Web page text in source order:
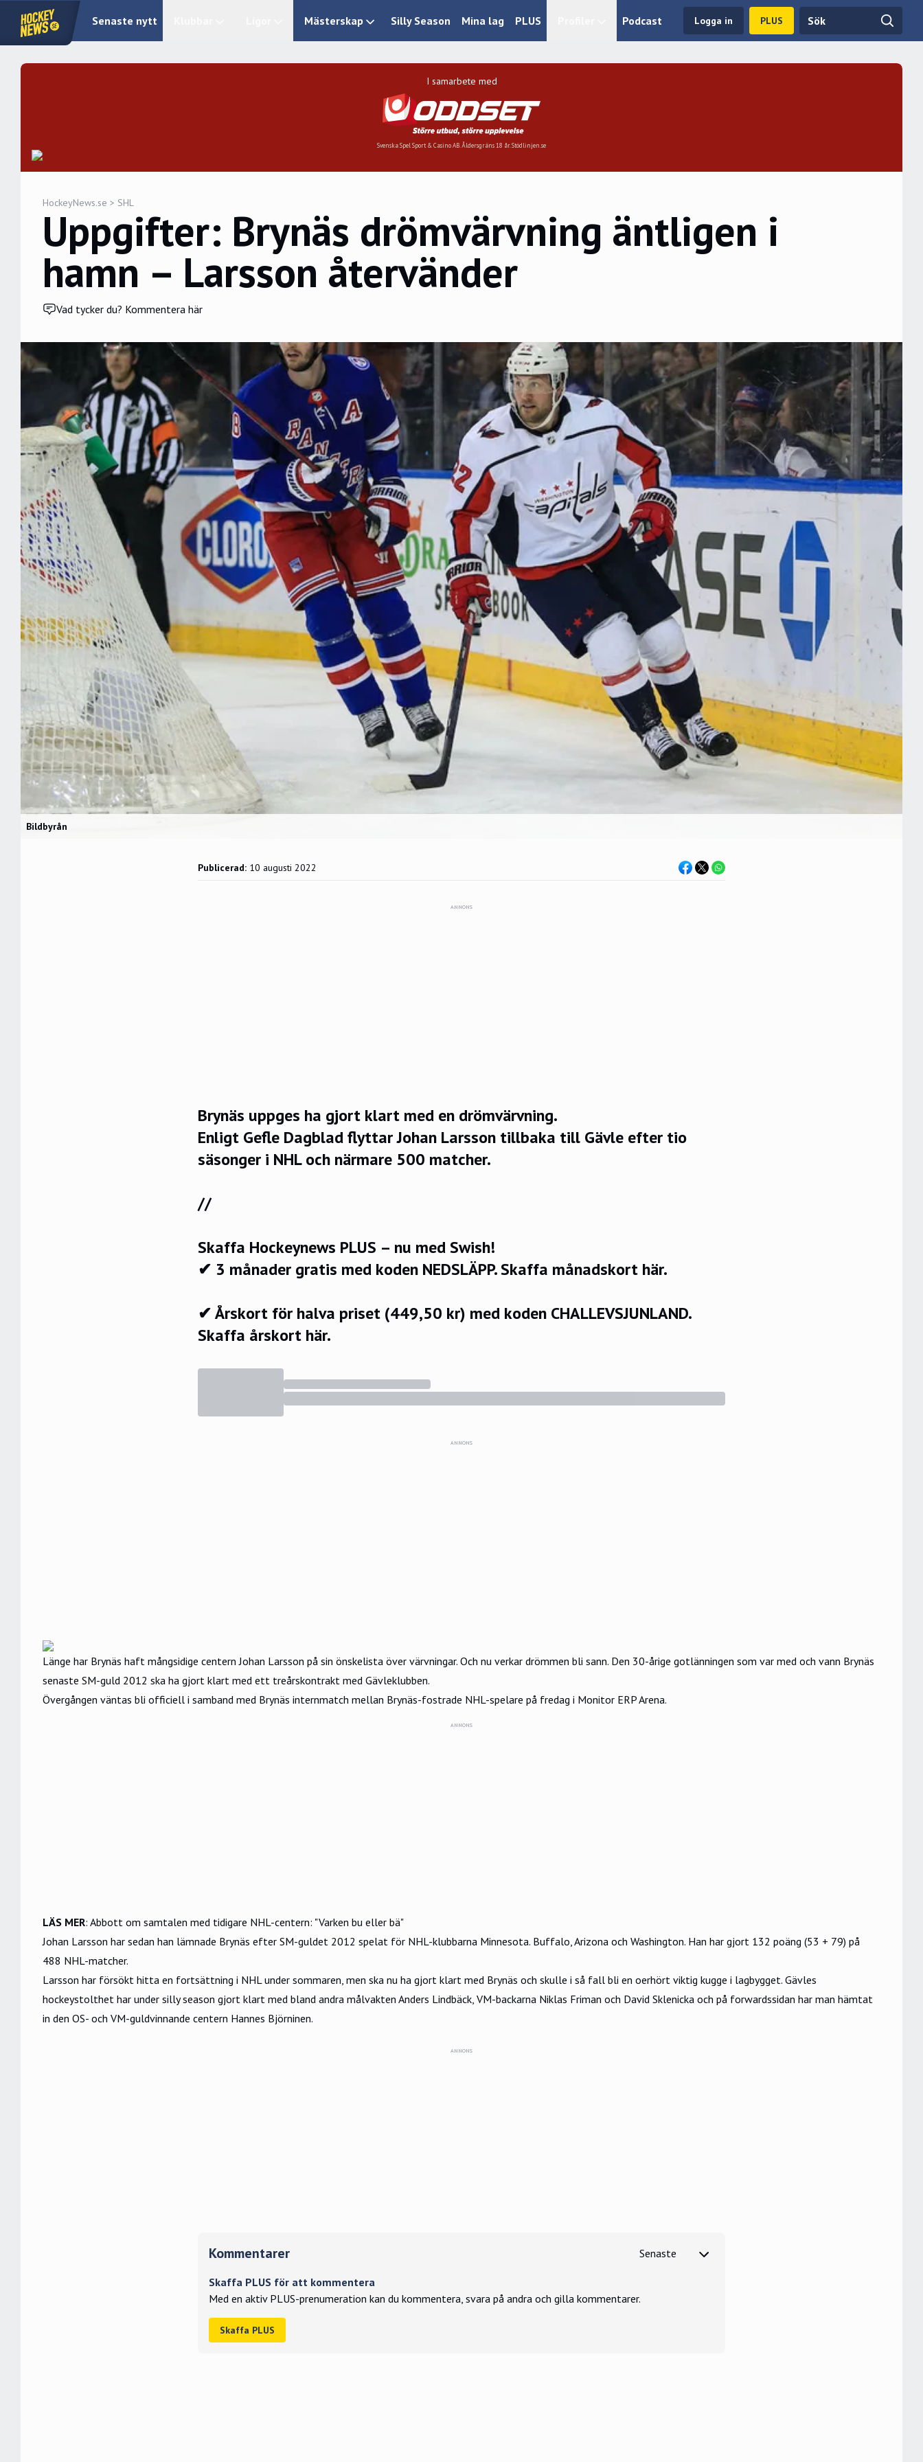
Senaste nytt Mästerskap Silly Season Mina lag PLUS Podcast Logga in PLUS
I samarbete med
Svenska Spel Sport & Casino AB. Åldersgräns 18 år. Stödlinjen.se
HockeyNews.se > SHL
Uppgifter: Brynäs drömvärvning äntligen i
hamn – Larsson återvänder
Vad tycker du? Kommentera här
Bildbyrån
Publicerad: 10 augusti 2022
ANNONS
Brynäs uppges ha gjort klart med en drömvärvning.
Enligt Gefle Dagbladflyttar Johan Larsson tillbaka till Gävle efter tio
säsonger i NHL och närmare 500 matcher.
//
Skaffa Hockeynews PLUS – nu med Swish!
✔ 3 månader gratis med koden NEDSLÄPP.Skaffa månadskort här.
✔ Årskort för halva priset (449,50 kr) med koden CHALLEVSJUNLAND.
Skaffa årskort här.
ANNONS
Länge har Brynäs haft mångsidige centern Johan Larsson på sin önskelista över värvningar. Och nu verkar drömmen bli sann. Den 30-årige gotlänningen som var med och vann Brynäs
senaste SM-guld 2012 ska ha gjort klart med ett treårskontrakt med Gävleklubben.
Övergången väntas bli officiell i samband med Brynäs internmatch mellan Brynäs-fostrade NHL-spelare på fredag i Monitor ERP Arena.
ANNONS
LÄS MER: Abbott om samtalen med tidigare NHL-centern: "Varken bu eller bä"
Johan Larsson har sedan han lämnade Brynäs efter SM-guldet 2012 spelat för NHL-klubbarna Minnesota. Buffalo, Arizona och Washington. Han har gjort 132 poäng (53 + 79) på
488 NHL-matcher.
Larsson har försökt hitta en fortsättning i NHL under sommaren, men ska nu ha gjort klart med Brynäs och skulle i så fall bli en oerhört viktig kugge i lagbygget. Gävles
hockeystolthet har under silly season gjort klart med bland andra målvakten Anders Lindbäck, VM-backarna Niklas Friman och David Sklenicka och på forwardssidan har man hämtat
in den OS- och VM-guldvinnande centern Hannes Björninen.
Kommentarer
Skaffa PLUS för att kommentera
Med en aktiv PLUS-prenumeration kan du kommentera, svara på andra och gilla kommentarer.
Skaffa PLUS